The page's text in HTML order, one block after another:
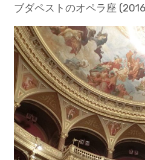
ブダペストのオペラ座